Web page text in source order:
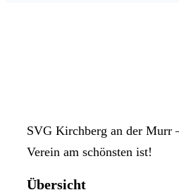
SVG Kirchberg an der Murr
Verein am schönsten ist!
Übersicht